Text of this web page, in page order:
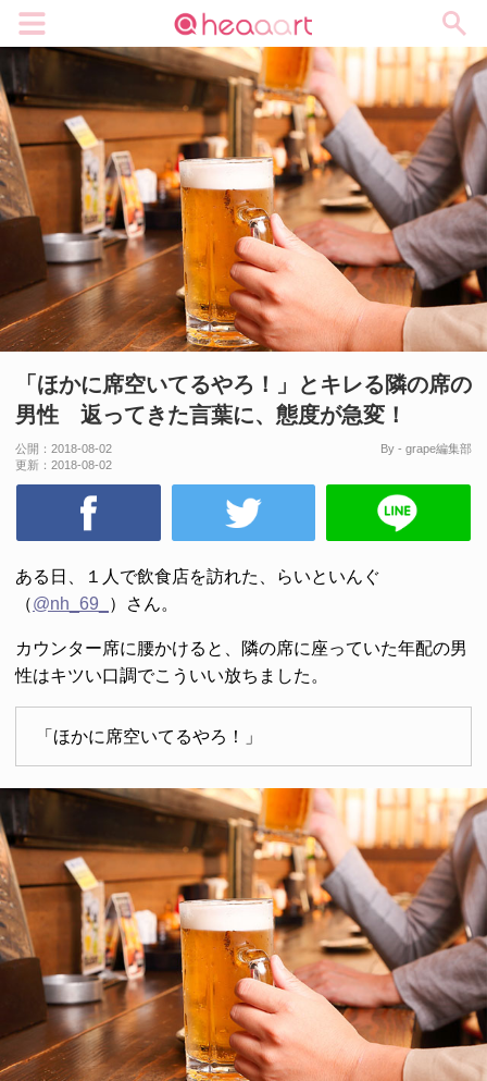
「ほかに席空いてるやろ！」とキレる隣の席の
男性 返ってきた言葉に、態度が急変！
公開： 2018-08-02
更新： 2018-08-02
By - grape編集部
ある日、１人で飲食店を訪れた、らいといんぐ
（@nh_69_ ）さん。
カウンター席に腰かけると、隣の席に座っていた年配の男
性はキツい口調でこういい放ちました。
「ほかに席空いてるやろ！」